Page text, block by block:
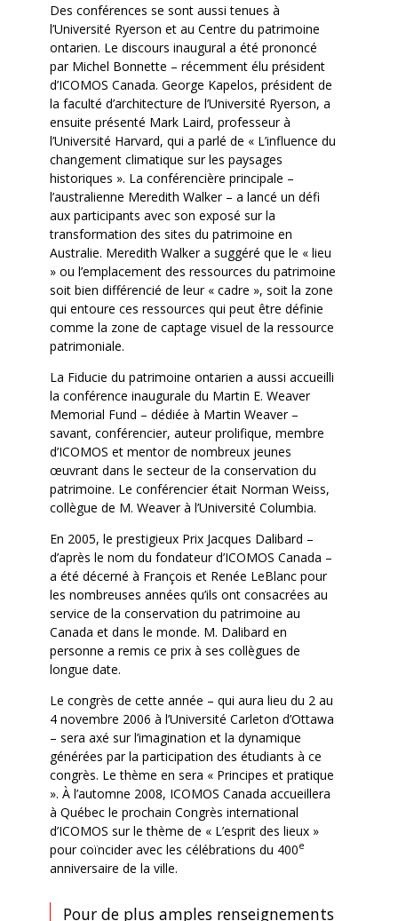
Des conférences se sont aussi tenues à
l’Université Ryerson et au Centre du patrimoine
ontarien. Le discours inaugural a été prononcé
par Michel Bonnette – récemment élu président
d’ICOMOS Canada. George Kapelos, président de
la faculté d’architecture de l’Université Ryerson, a
ensuite présenté Mark Laird, professeur à
l’Université Harvard, qui a parlé de « L’influence du
changement climatique sur les paysages
historiques ». La conférencière principale –
l’australienne Meredith Walker – a lancé un défi
aux participants avec son exposé sur la
transformation des sites du patrimoine en
Australie. Meredith Walker a suggéré que le « lieu
» ou l’emplacement des ressources du patrimoine
soit bien différencié de leur « cadre », soit la zone
qui entoure ces ressources qui peut être définie
comme la zone de captage visuel de la ressource
patrimoniale.
La Fiducie du patrimoine ontarien a aussi accueilli
la conférence inaugurale du Martin E. Weaver
Memorial Fund – dédiée à Martin Weaver –
savant, conférencier, auteur prolifique, membre
d’ICOMOS et mentor de nombreux jeunes
œuvrant dans le secteur de la conservation du
patrimoine. Le conférencier était Norman Weiss,
collègue de M. Weaver à l’Université Columbia.
En 2005, le prestigieux Prix Jacques Dalibard –
d’après le nom du fondateur d’ICOMOS Canada –
a été décerné à François et Renée LeBlanc pour
les nombreuses années qu’ils ont consacrées au
service de la conservation du patrimoine au
Canada et dans le monde. M. Dalibard en
personne a remis ce prix à ses collègues de
longue date.
Le congrès de cette année – qui aura lieu du 2 au
4 novembre 2006 à l’Université Carleton d’Ottawa
– sera axé sur l’imagination et la dynamique
générées par la participation des étudiants à ce
congrès. Le thème en sera « Principes et pratique
». À l’automne 2008, ICOMOS Canada accueillera
à Québec le prochain Congrès international
d’ICOMOS sur le thème de « L’esprit des lieux »
pour coïncider avec les célébrations du 400e
anniversaire de la ville.
Pour de plus amples renseignements